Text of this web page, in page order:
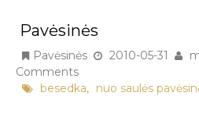
KONTAKTAI
DARBŲ KATALOGAS
METALINIAI LAIPTAI IR KITI METALO
Pavėsinės
Pavėsinės 2010-05-31
Comments
besedka, nuo saulės